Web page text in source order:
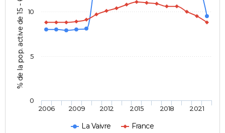
% de la pop. active de 15 - 64 ans
La Vaivre France
2006 2009 2012 2015 2018 2021
0
5
10